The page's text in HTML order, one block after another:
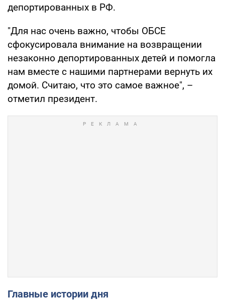
депортированных в РФ.
"Для нас очень важно, чтобы ОБСЕ
сфокусировала внимание на возвращении
незаконно депортированных детей и помогла
нам вместе с нашими партнерами вернуть их
домой. Считаю, что это самое важное", –
отметил президент.
Главные истории дня